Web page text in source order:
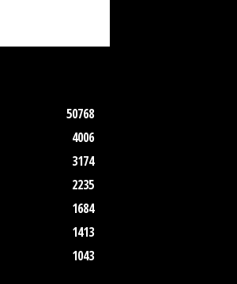
50768
4006
3174
2235
1684
1413
1043